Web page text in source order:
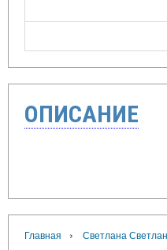
ОПИСАНИЕ
Главная › Светлана